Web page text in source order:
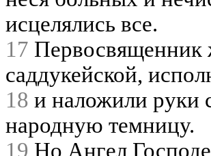
исцелялись все.
17 Первосвященник
саддукейской,
18 и наложили руки
народную темницу.
19 Но Ангел